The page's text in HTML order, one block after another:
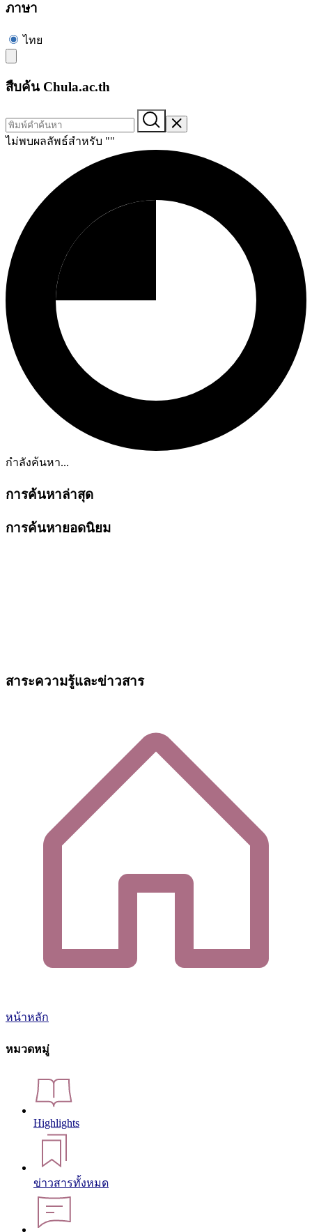
ภาษา
ไทย
สืบค้น Chula.ac.th
ไม่พบผลลัพธ์สำหรับ ""
กำลังค้นหา...
การค้นหาล่าสุด
การค้นหายอดนิยม
สาระความรู้และข่าวสาร
หน้าหลัก
หมวดหมู่
Highlights
ข่าวสารทั้งหมด